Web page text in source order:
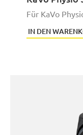
Für KaVo
IN DEN